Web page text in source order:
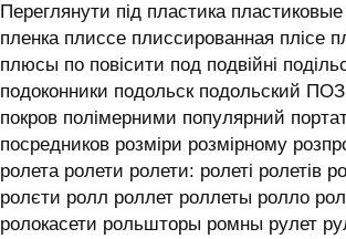
Переглянути під пластика
пленка плиссе плиссированная плісе
плюсы по повісити под подвійні
подоконники подольск подольский
покров полімерними популярний
посредников розміри розмірному
ролета ролети ролети: ролеті ролетів
ролєти ролл роллет роллеты ролло
ролокасети рольшторы ромны рулет